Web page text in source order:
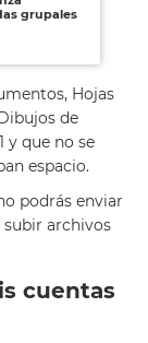
grupales
Hojas
de
y que no se
espacio.
podrás enviar
archivos
cuentas